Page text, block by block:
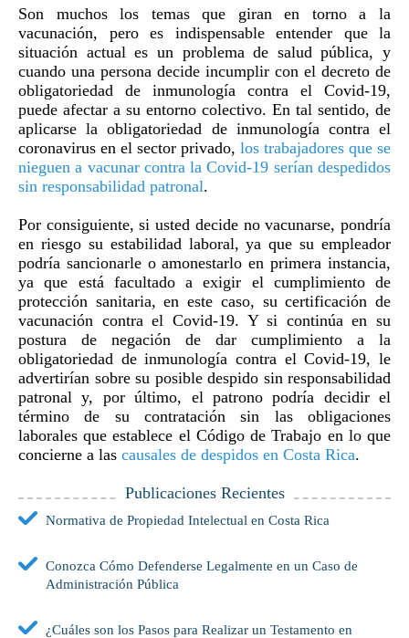
Son muchos los temas que giran en torno a la
vacunación, pero es indispensable entender que la
situación actual es un problema de salud pública, y
cuando una persona decide incumplir con el decreto de
obligatoriedad de inmunología contra el Covid-19,
puede afectar a su entorno colectivo. En tal sentido, de
aplicarse la obligatoriedad de inmunología contra el
coronavirus en el sector privado, los trabajadores que se
nieguen a vacunar contra la Covid-19 serían despedidos
sin responsabilidad patronal.
Por consiguiente, si usted decide no vacunarse, pondría
en riesgo su estabilidad laboral, ya que su empleador
podría sancionarle o amonestarlo en primera instancia,
ya que está facultado a exigir el cumplimiento de
protección sanitaria, en este caso, su certificación de
vacunación contra el Covid-19. Y si continúa en su
postura de negación de dar cumplimiento a la
obligatoriedad de inmunología contra el Covid-19, le
advertirían sobre su posible despido sin responsabilidad
patronal y, por último, el patrono podría decidir el
término de su contratación sin las obligaciones
laborales que establece el Código de Trabajo en lo que
concierne a las causales de despidos en Costa Rica.
Publicaciones Recientes
Normativa de Propiedad Intelectual en Costa Rica
Conozca Cómo Defenderse Legalmente en un Caso de
Administración Pública
¿Cuáles son los Pasos para Realizar un Testamento en